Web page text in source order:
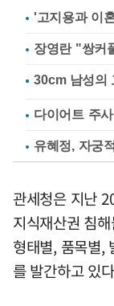
'고지용과 이
장영란 "쌍커
다이어트 주
유혜정, 자궁
관세청은 지난
지식재산권 침
형태별, 품목별,
를 발간하고 있